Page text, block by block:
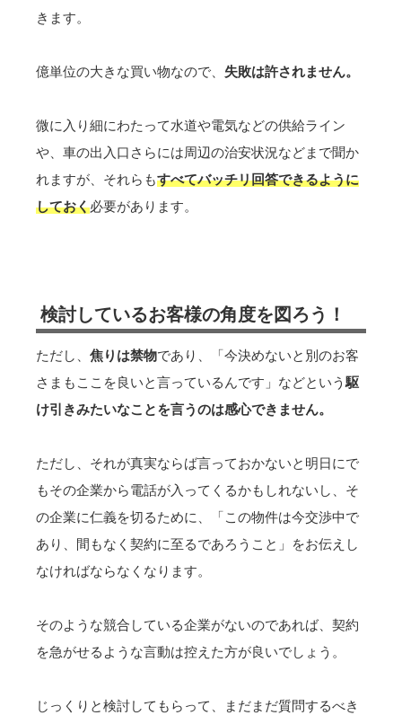
きます。
億単位の大きな買い物なので、 失敗は許されません。
微に入り細にわたって水道や電気などの供給ライン
や、車の出入口さらには周辺の治安状況などまで聞か
れますが、それらもすべてバッチリ回答できるように
しておく必要があります。
検討しているお客様の角度を図ろう！
ただし、 焦りは禁物であり、「今決めないと別のお客
さまもここを良いと言っているんです」などという 駆
け引きみたいなことを言うのは感心できません。
ただし、それが真実ならば言っておかないと明日にで
もその企業から電話が入ってくるかもしれないし、そ
の企業に仁義を切るために、「この物件は今交渉中で
あり、間もなく契約に至るであろうこと」をお伝えし
なければならなくなります。
そのような競合している企業がないのであれば、契約
を急がせるような言動は控えた方が良いでしょう。
じっくりと検討してもらって、まだまだ質問するべき